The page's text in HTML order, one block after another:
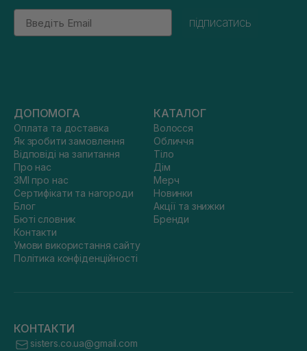
Email
підписатись
ДОПОМОГА
Оплата та доставка
Як зробити замовлення
Відповіді на запитання
Про нас
ЗМІ про нас
Сертифікати та нагороди
Блог
Бюті словник
Контакти
Умови використання сайту
Політика конфіденційності
КАТАЛОГ
Волосся
Обличчя
Тіло
Дім
Мерч
Новинки
Акції та знижки
Бренди
КОНТАКТИ
sisters.co.ua@gmail.com